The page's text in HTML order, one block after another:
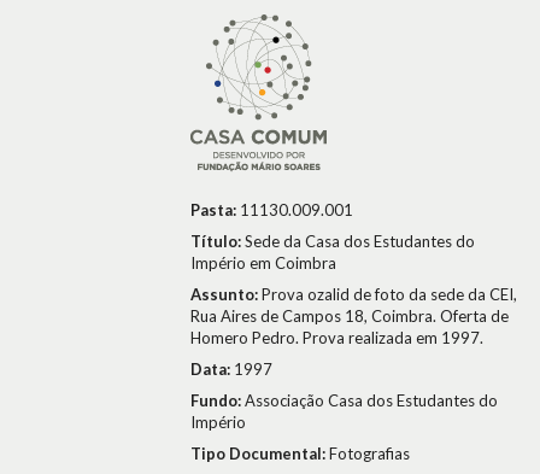
Pasta: 11130.009.001
Título:Sede da Casa dos Estudantes do
Império em Coimbra
Assunto:Prova ozalid de foto da sede da CEI,
Rua Aires de Campos 18, Coimbra. Oferta de
Homero Pedro. Prova realizada em 1997.
Data: 1997
Fundo:Associação Casa dos Estudantes do
Império
Tipo Documental:Fotografias